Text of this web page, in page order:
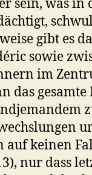
sein, was
gibt es
sowie
im
das
auf keinen
nur dass